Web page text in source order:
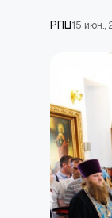
РПЦ15 июн.,